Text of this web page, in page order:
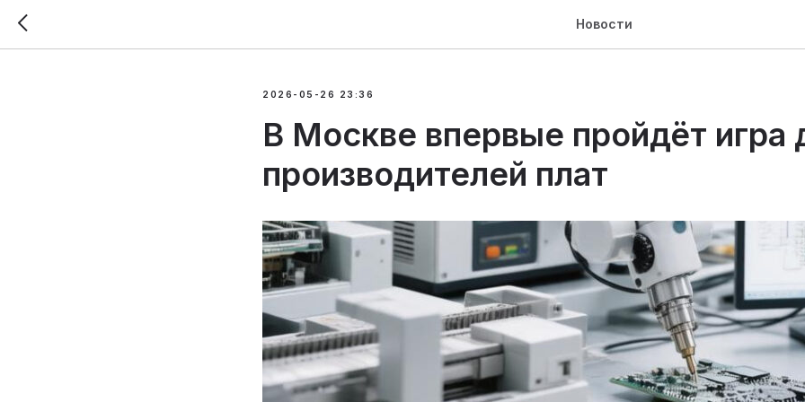
Новости
2026-05-26 23:36
В Москве впервые пройдёт игра
производителей плат